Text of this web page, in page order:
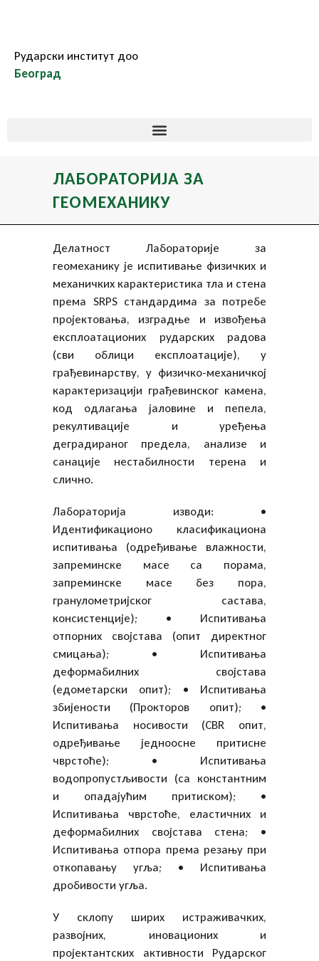
Рударски институт доо
Београд
ЛАБОРАТОРИЈА ЗА
ГЕОМЕХАНИКУ
Делатност Лабораторије за
геомеханику је испитивање физичких и
механичких карактеристика тла и стена
према SRPS стандардима за потребе
пројектовања, изградње и извођења
експлоатационих рударских радова
(сви облици експлоатације), у
грађевинарству, у физичко-механичкој
карактеризацији грађевинског камена,
код одлагања јаловине и пепела,
рекултивације и уређења
деградираног предела, анализе и
санације нестабилности терена и
слично.
Лабораторија изводи: •
Идентификационо класификациона
испитивања (одређивање влажности,
запреминске масе са порама,
запреминске масе без пора,
гранулометријског састава,
консистенције); • Испитивања
отпорних својстава (опит директног
смицања); • Испитивања
деформабилних својстава
(едометарски опит); • Испитивања
збијености (Прокторов опит); •
Испитивања носивости (CBR опит,
одређивање једноосне притисне
чврстоће); • Испитивања
водопропустљивости (са константним
и опадајућим притиском); •
Испитивања чврстоће, еластичних и
деформабилних својстава стена; •
Испитивања отпора према резању при
откопавању угља; • Испитивања
дробивости угља.
У склопу ширих истраживачких,
развојних, иновационих и
пројектантских активности Рударског